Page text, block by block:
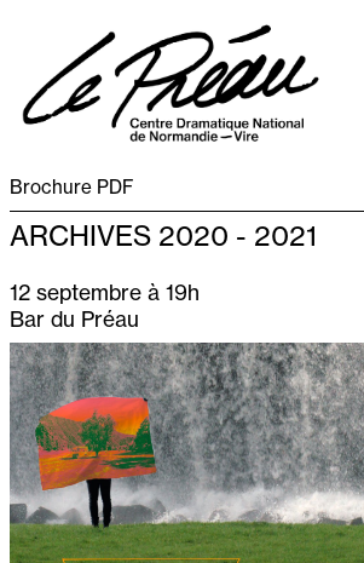
contenu
principal
Brochure PDF
ARCHIVES 2020 - 2021
12 septembre à 19h
Bar du Préau